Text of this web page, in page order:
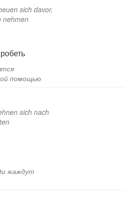
sich davor,
nehmen
помощью
sich nach
жаждут